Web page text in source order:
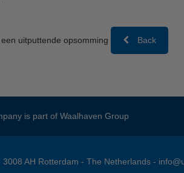
uitputtende opsomming Back
is part of Waalhaven Group
AH Rotterdam - The Netherlands -